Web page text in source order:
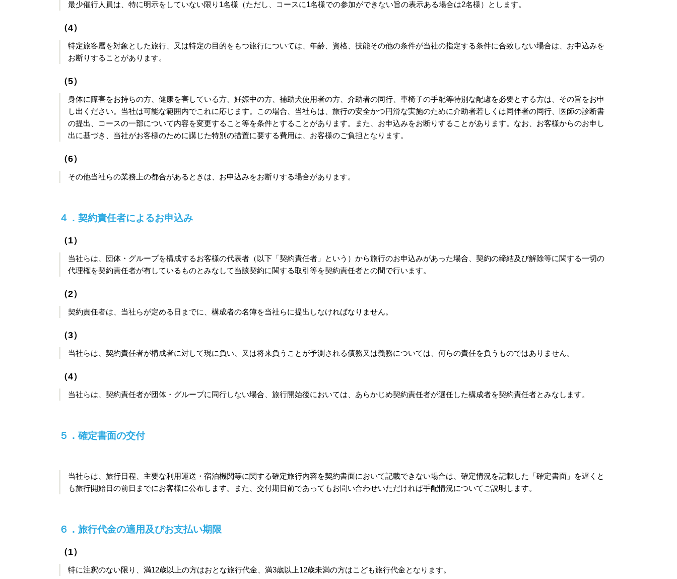
最少催行人員は、特に明示をしていない限り1名様（ただし、コースに1名様での参加ができない旨の表示ある場合は2名様）とします。
（4）
特定旅客層を対象とした旅行、又は特定の目的をもつ旅行については、年齢、資格、技能その他の条件が当社の指定する条件に合致しない場合は、お申込みを
お断りすることがあります。
（5）
身体に障害をお持ちの方、健康を害している方、妊娠中の方、補助犬使用者の方、介助者の同行、車椅子の手配等特別な配慮を必要とする方は、その旨をお申
し出ください。当社は可能な範囲内でこれに応じます。この場合、当社らは、旅行の安全かつ円滑な実施のために介助者若しくは同伴者の同行、医師の診断書
の提出、コースの一部について内容を変更すること等を条件とすることがあります。また、お申込みをお断りすることがあります。なお、お客様からのお申し
出に基づき、当社がお客様のために講じた特別の措置に要する費用は、お客様のご負担となります。
（6）
その他当社らの業務上の都合があるときは、お申込みをお断りする場合があります。
４．契約責任者によるお申込み
（1）
当社らは、団体・グループを構成するお客様の代表者（以下「契約責任者」という）から旅行のお申込みがあった場合、契約の締結及び解除等に関する一切の
代理権を契約責任者が有しているものとみなして当該契約に関する取引等を契約責任者との間で行います。
（2）
契約責任者は、当社らが定める日までに、構成者の名簿を当社らに提出しなければなりません。
（3）
当社らは、契約責任者が構成者に対して現に負い、又は将来負うことが予測される債務又は義務については、何らの責任を負うものではありません。
（4）
当社らは、契約責任者が団体・グループに同行しない場合、旅行開始後においては、あらかじめ契約責任者が選任した構成者を契約責任者とみなします。
５．確定書面の交付
当社らは、旅行日程、主要な利用運送・宿泊機関等に関する確定旅行内容を契約書面において記載できない場合は、確定情況を記載した「確定書面」を遅くと
も旅行開始日の前日までにお客様に公布します。また、交付期日前であってもお問い合わせいただければ手配情況についてご説明します。
６．旅行代金の適用及びお支払い期限
（1）
特に注釈のない限り、満12歳以上の方はおとな旅行代金、満3歳以上12歳未満の方はこども旅行代金となります。